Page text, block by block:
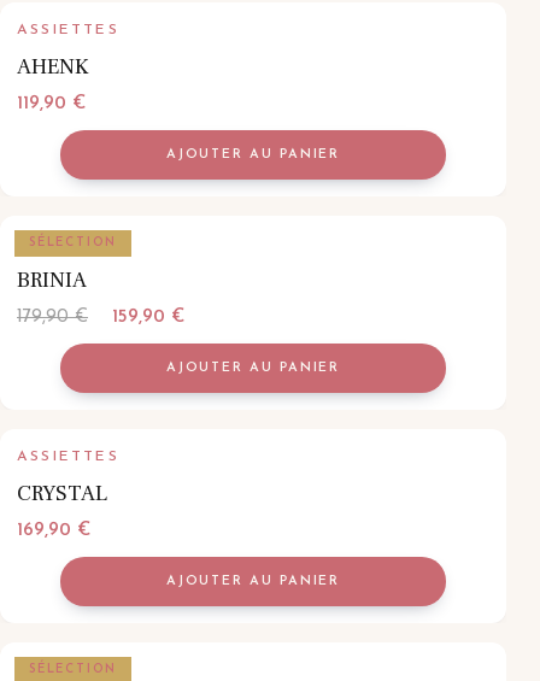
ASSIETTES
AHENK
119,90 €
AJOUTER AU PANIER
ASSIETTES
BRINIA
SÉLECTION
179,90€
Le
prix
était :
159,90 €Le
prix
actuel
est :
AJOUTER AU PANIER
ASSIETTES
CRYSTAL
169,90 €
AJOUTER AU PANIER
ASSIETTES
SÉLECTION